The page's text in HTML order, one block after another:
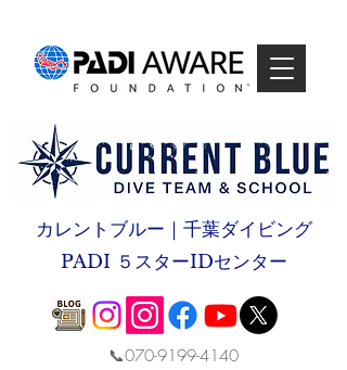
カレントブルー｜千葉ダイビング
PADI ５スターIDセンター
📞070-9199-4140